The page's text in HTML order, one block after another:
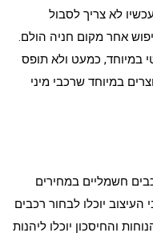
לא צריך לסבול
אחר מקום חניה הולם.
במיוחד, כמעט ולא תופס
במיוחד שרכבי מיני
חשמליים במחירים
יוכלו לבחור רכבים
והחיסכון יוכלו ליהנות